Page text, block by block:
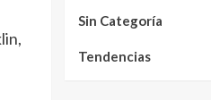
Sin Categoría
Tendencias